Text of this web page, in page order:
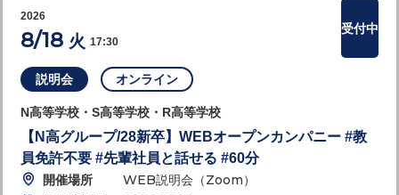
説明会 オンライン
N高等学校・S高等学校・R高等学校
【N高グループ/28新卒】WEBオープンカンパニー #教
員免許不要 #先輩社員と話せる #60分
開催場所
WEB説明会（Zoom）
2026
8/18 火 17:30
受付中